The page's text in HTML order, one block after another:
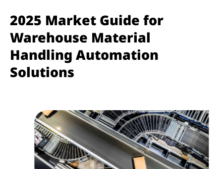
2025 Market Guide for
Warehouse Material
Handling Automation
Solutions